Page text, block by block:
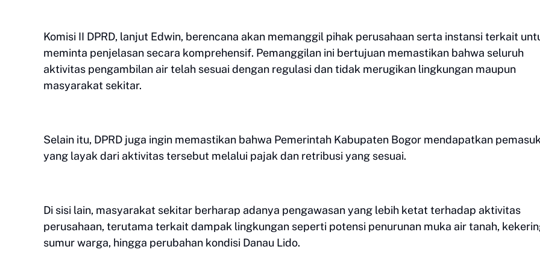
Komisi II DPRD, lanjut Edwin, berencana akan memanggil pihak perusahaan serta instansi terkait
meminta penjelasan secara komprehensif. Pemanggilan ini bertujuan memastikan bahwa seluruh
aktivitas pengambilan air telah sesuai dengan regulasi dan tidak merugikan lingkungan maupun
masyarakat sekitar.
Selain itu, DPRD juga ingin memastikan bahwa Pemerintah Kabupaten Bogor mendapatkan
yang layak dari aktivitas tersebut melalui pajak dan retribusi yang sesuai.
Di sisi lain, masyarakat sekitar berharap adanya pengawasan yang lebih ketat terhadap aktivitas
perusahaan, terutama terkait dampak lingkungan seperti potensi penurunan muka air tanah,
sumur warga, hingga perubahan kondisi Danau Lido.